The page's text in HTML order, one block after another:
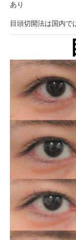
あり
目頭切開法は国内で